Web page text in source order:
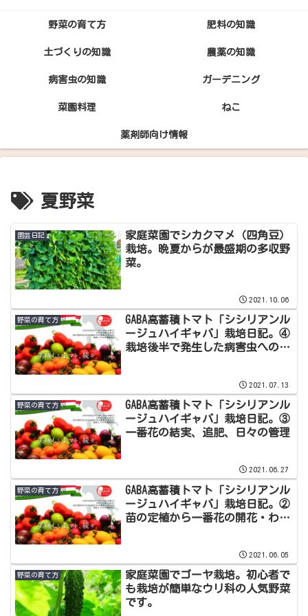
野菜の育て方 肥料の知識
土づくりの知識 農薬の知識
病害虫の知識 ガーデニング
菜園料理 ねこ
薬剤師向け情報
夏野菜
園芸日記
家庭菜園でシカクマメ（四角豆）
栽培。晩夏からが最盛期の多収野
菜。
2021.10.06
野菜の育て方
GABA高蓄積トマト「シシリアンル
ージュハイギャバ」栽培日記。④
栽培後半で発生した病害虫への対
2021.07.13
野菜の育て方
GABA高蓄積トマト「シシリアンル
ージュハイギャバ」栽培日記。③
一番花の結実、追肥、日々の管理
2021.06.27
野菜の育て方
GABA高蓄積トマト「シシリアンル
ージュハイギャバ」栽培日記。②
苗の定植から一番花の開花・わき
2021.06.05
野菜の育て方
家庭菜園でゴーヤ栽培。初心者で
も栽培が簡単なウリ科の人気野菜
です。